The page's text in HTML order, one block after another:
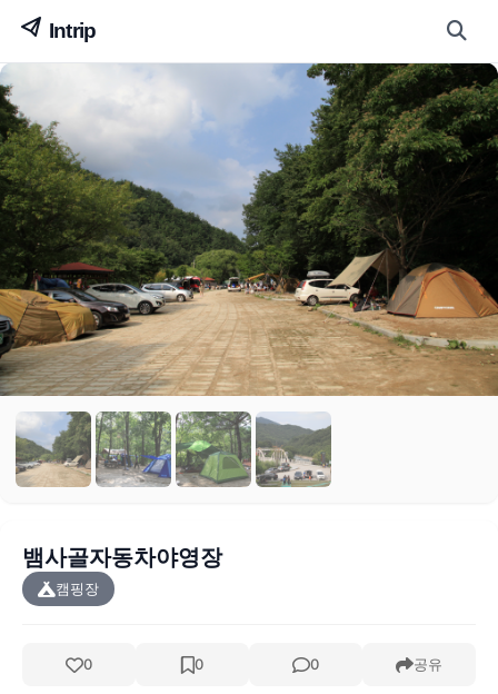
뱀사골자동차야영장
캠핑장
0 0 0 공유